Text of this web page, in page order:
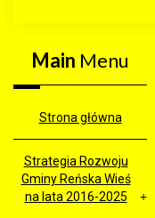
Main Menu
Strona główna
Strategia Rozwoju
Gminy Reńska Wieś
na lata 2016-2025